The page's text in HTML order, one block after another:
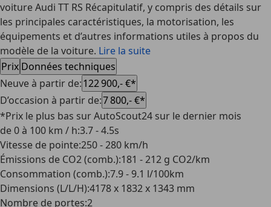
voiture Audi TT RS Récapitulatif, y compris des détails sur
les principales caractéristiques, la motorisation, les
équipements et d’autres informations utiles à propos du
modèle de la voiture. Lire la suite
Prix Données techniques
Neuve à partir de:122 900,- €*
D’occasion à partir de:7 800,- €*
*Prix le plus bas sur AutoScout24 sur le dernier mois
de 0 à 100 km / h:3.7 - 4.5s
Vitesse de pointe:250 - 280 km/h
Émissions de CO2 (comb.):181 - 212 g CO2/km
Consommation (comb.):7.9 - 9.1 l/100km
Dimensions (L/L/H):4178 x 1832 x 1343 mm
Nombre de portes:2